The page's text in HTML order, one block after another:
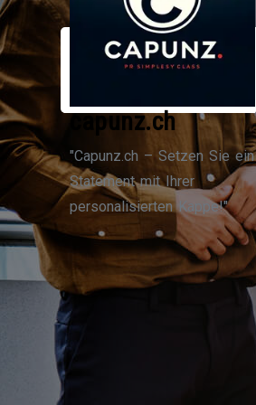
Zum
Inhalt
capunz.ch
"Capunz.ch – Setzen Sie ein
Statement mit Ihrer
personalisierten Kappe!"